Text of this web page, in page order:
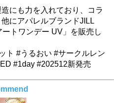
にも力を入れており、コラ
にアパレルブランドJILL
トワンデー UV」を販売し
ト #うるおい #サークルレン
#1day #202512新発売